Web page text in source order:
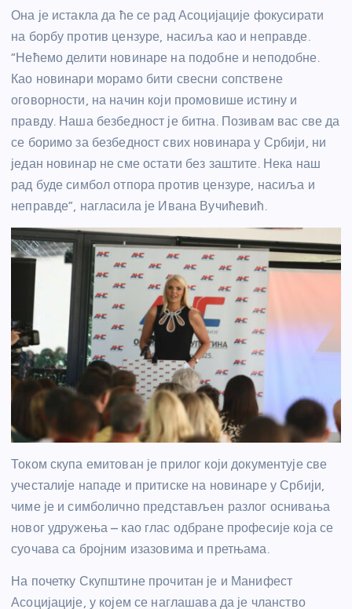
Она је истакла да ће се рад Асоцијације фокусирати
на борбу против цензуре, насиља као и неправде.
“Нећемо делити новинаре на подобне и неподобне.
Као новинари морамо бити свесни сопствене
оговорности, на начин који промовише истину и
правду. Наша безбедност је битна. Позивам вас све да
се боримо за безбедност свих новинара у Србији, ни
један новинар не сме остати без заштите. Нека наш
рад буде симбол отпора против цензуре, насиља и
неправде”, нагласила је Ивана Вучићевић.
Током скупа емитован је прилог који документује све
учесталије нападе и притиске на новинаре у Србији,
чиме је и симболично представљен разлог оснивања
новог удружења – као глас одбране професије која се
суочава са бројним изазовима и претњама.
На почетку Скупштине прочитан је и Манифест
Асоцијације, у којем се наглашава да је чланство